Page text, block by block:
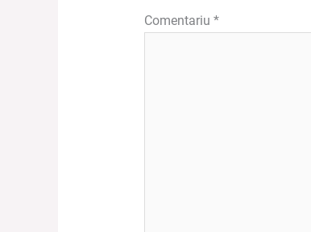
Comentariu *